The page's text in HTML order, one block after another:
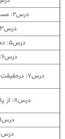
درس2: مست و هشیار | در مکتب حقایق
درس3: آزادی|دفتر زمانه|خاکریز
درس5: دماوندیه|جاسوسی که الاغ بود
درس6: نی نامه|آفتاب جمال حق
درس7: درحقیقت عشق|سودای عشق|صبح ستاره باران
درس8: از پاریز تا پاریس|سه مرکب زندگی
درس9: کویر|بوی جوی مولیان
درس10: فصل شکوفایی|تیرانا